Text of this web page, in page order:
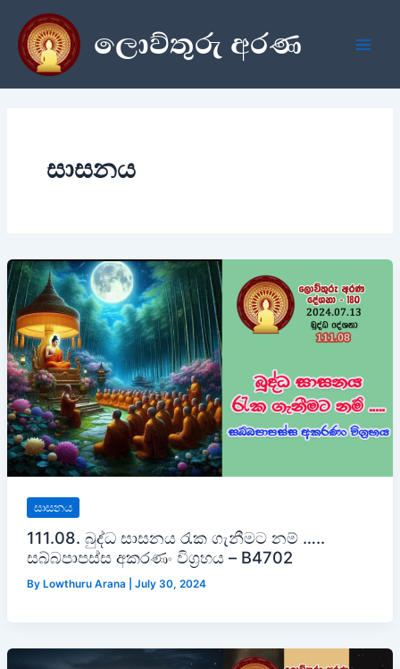
content
ලොව්තුරු අරණ
සාසනය
සාසනය
111.08. බුද්ධ සාසනය රැක ගැනීමට නම් …..
සබ්බපාපස්ස අකරණං විග්‍රහය – B4702
By Lowthuru Arana July 30, 2024